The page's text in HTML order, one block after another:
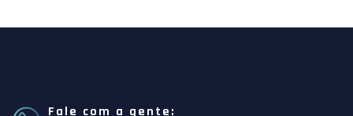
Fale com a gente: